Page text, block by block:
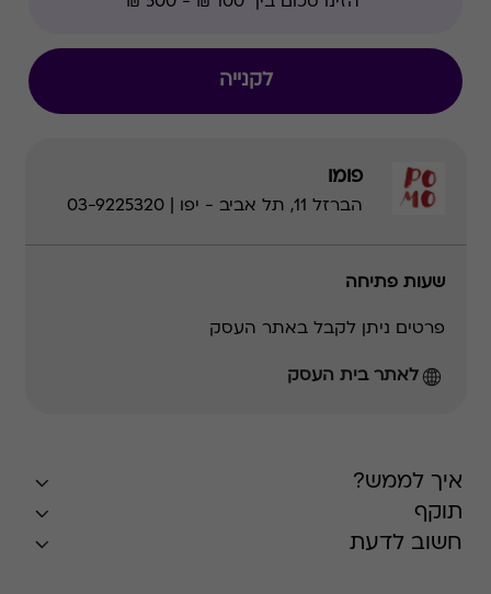
לקנייה
פומו
הברזל 11, תל אביב - יפו | 03-9225320
שעות פתיחה
פרטים ניתן לקבל באתר העסק
לאתר בית העסק
איך לממש?
תוקף
חשוב לדעת